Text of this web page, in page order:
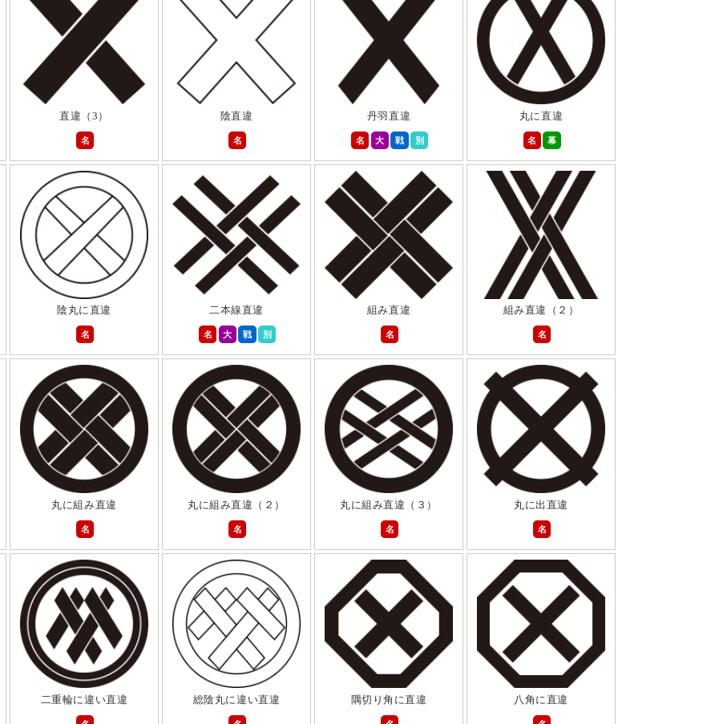
直違（3）
名
陰直違
名
丹羽直違
名
大 戦 別
丸に直違
名
幕
陰丸に直違
名
二本線直違
名
大 戦 別
組み直違
名
組み直違（２）
名
丸に組み直違
名
丸に組み直違（２）
名
丸に組み直違（３）
名
丸に出直違
名
二重輪に違い直違
総陰丸に違い直違
隅切り角に直違
八角に直違